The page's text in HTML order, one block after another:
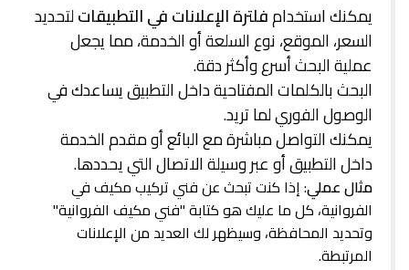
يمكنك استخدامفلترة الإعلانات في التطبيقاتلتحديد
السعر، الموقع، نوع السلعة أو الخدمة، مما يجعل
عملية البحث أسرع وأكثر دقة.
البحث بالكلمات المفتاحية داخل التطبيق يساعدك في
الوصول الفوري لما تريد.
يمكنك التواصل مباشرة مع البائع أو مقدم الخدمة
داخل التطبيق أو عبر وسيلة الاتصال التي يحددها.
مثال عملي: إذا كنت تبحث عن فني تركيب مكيف في
الفروانية، كل ما عليك هو كتابة "فني مكيف الفروانية"
وتحديد المحافظة، وسيظهر لك العديد من الإعلانات
المرتبطة.